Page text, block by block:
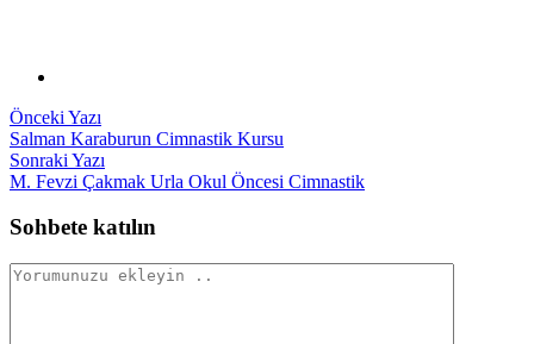
Yazı
gezinmesi
Önceki Yazı
yazı:
Salman Karaburun Cimnastik Kursu
Sonraki Yazı
yazı:
M. Fevzi Çakmak Urla Okul Öncesi Cimnastik
Sohbete katılın